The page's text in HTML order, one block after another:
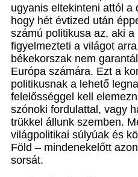
ugyanis eltekinteni attól a
hogy hét évtized után
számú politikusa az, aki
figyelmezteti a világot
békekorszak nem
Európa számára. Ezt a
politikusnak a lehető
felelősséggel kell
szónoki fordulattal, vagy
trükkel állunk szemben.
világpolitikai súlyúak és
Föld – mindenekelőtt
sorsát.